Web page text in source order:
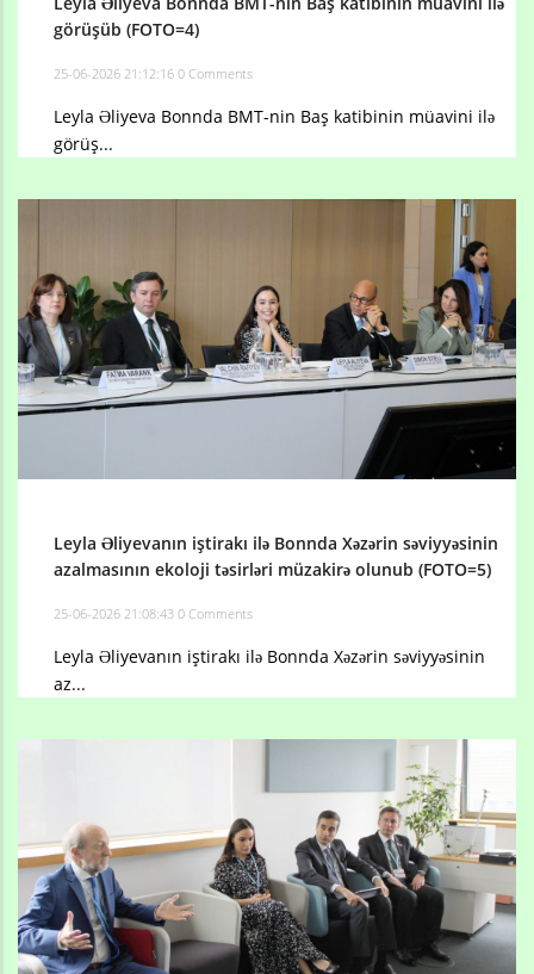
görüşüb (FOTO=4)
25-06-2026 21:12:16 0 Comments
Leyla Əliyeva Bonnda BMT-nin Baş katibinin müavini ilə
görüş...
Leyla Əliyevanın iştirakı ilə Bonnda Xəzərin səviyyəsinin
azalmasının ekoloji təsirləri müzakirə olunub (FOTO=5)
25-06-2026 21:08:43 0 Comments
Leyla Əliyevanın iştirakı ilə Bonnda Xəzərin səviyyəsinin
az...